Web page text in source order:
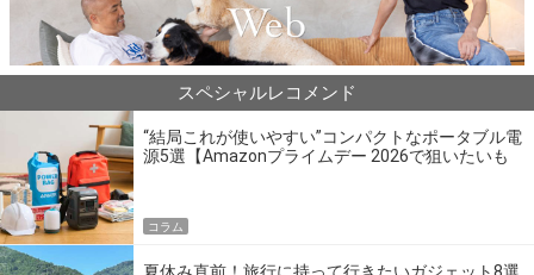
スペシャルレコメンド
“結局これが使いやすい”コンパクトなポータブル電
源5選【Amazonプライムデー 2026で狙いたいも
コラム
夏休み直前！旅行に持って行きたいガジェット8選